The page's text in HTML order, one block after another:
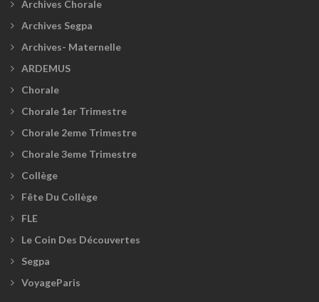
Archives Chorale
Archives Segpa
Archives- Maternelle
ARDEMUS
Chorale
Chorale 1er Trimestre
Chorale 2eme Trimestre
Chorale 3eme Trimestre
Collège
Fête Du Collège
FLE
Le Coin Des Découvertes
Segpa
VoyageParis